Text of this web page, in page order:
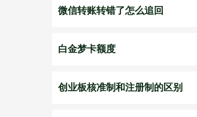
微信转账转错了怎么追回
白金梦卡额度
创业板核准制和注册制的区别